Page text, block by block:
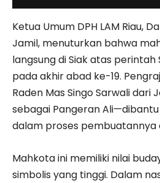
Ketua Umum DPH LAM Riau,
Jamil, menuturkan bahwa
langsung di Siak atas perintah
pada akhir abad ke-19.
Raden Mas Singo Sarwali dari
sebagai Pangeran
dalam proses pembuatannya
Mahkota ini memiliki nilai
simbolis yang tinggi. Dalam